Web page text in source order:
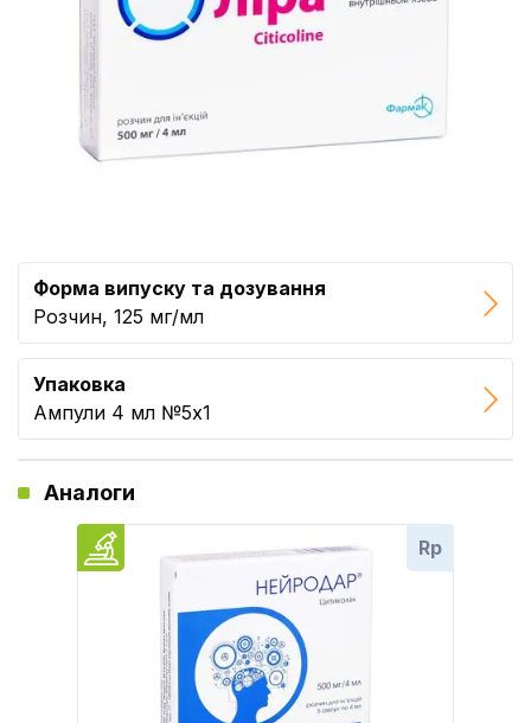
Форма випуску та дозування
Розчин, 125 мг/мл
Упаковка
Ампули 4 мл №5x1
Аналоги
Rp